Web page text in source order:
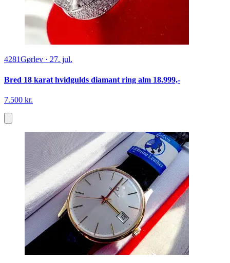
4281Gørlev · 27. jul.
Bred 18 karat hvidgulds diamant ring alm 18.999,-
7.500 kr.